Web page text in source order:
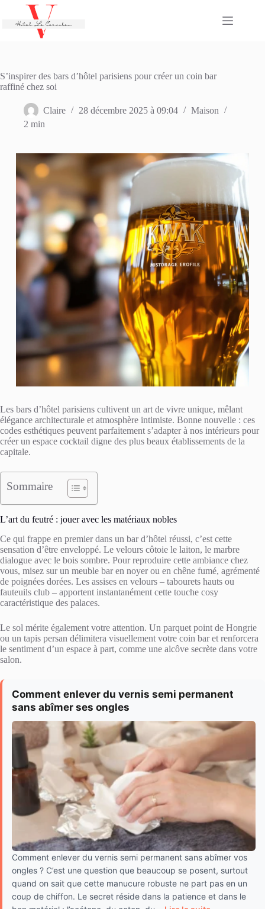
contenu
S’inspirer des bars d’hôtel parisiens pour créer un coin bar
raffiné chez soi
Claire 28 décembre 2025 à 09:04
Maison
2 min
Les bars d’hôtel parisiens cultivent un art de vivre unique, mêlant
élégance architecturale et atmosphère intimiste. Bonne nouvelle : ces
codes esthétiques peuvent parfaitement s’adapter à nos intérieurs pour
créer un espace cocktail digne des plus beaux établissements de la
capitale.
Sommaire
L’art du feutré : jouer avec les matériaux nobles
Ce qui frappe en premier dans un bar d’hôtel réussi, c’est cette
sensation d’être enveloppé. Le velours côtoie le laiton, le marbre
dialogue avec le bois sombre. Pour reproduire cette ambiance chez
vous, misez sur un meuble bar en noyer ou en chêne fumé, agrémenté
de poignées dorées. Les assises en velours – tabourets hauts ou
fauteuils club – apportent instantanément cette touche cosy
caractéristique des palaces.
Le sol mérite également votre attention. Un parquet point de Hongrie
ou un tapis persan délimitera visuellement votre coin bar et renforcera
le sentiment d’un espace à part, comme une alcôve secrète dans votre
salon.
Comment enlever du vernis semi permanent
sans abîmer ses ongles
Comment enlever du vernis semi permanent sans abîmer vos
ongles ? C’est une question que beaucoup se posent, surtout
quand on sait que cette manucure robuste ne part pas en un
coup de chiffon. Le secret réside dans la patience et dans le